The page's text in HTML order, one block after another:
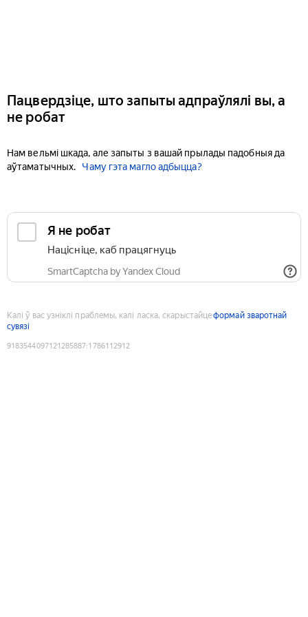
Пацвердзіце, што запыты адпраўлялі вы, а
не робат
Нам вельмі шкада, але запыты з вашай прылады падобныя да
аўтаматычных.
Чаму гэта магло адбыцца?
Я не робат
Націсніце, каб працягнуць
SmartCaptcha by Yandex Cloud
Калі ў вас узніклі праблемы, калі ласка, скарыстайцеформай зваротнай
сувязі
9183544097121285887:1786112912